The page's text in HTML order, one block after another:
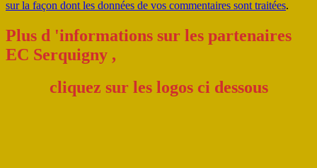
sur la façon dont les données de vos commentaires sont traitées.
Plus d 'informations sur les partenaires
EC Serquigny ,
cliquez sur les logos ci dessous